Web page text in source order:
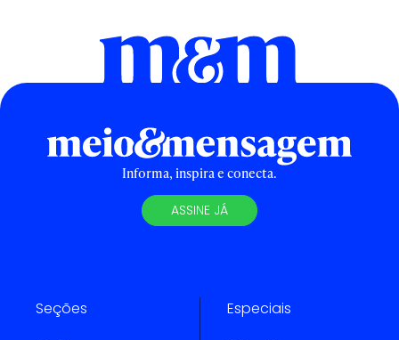
Informa, inspira e conecta.
ASSINE JÁ
Seções Especiais